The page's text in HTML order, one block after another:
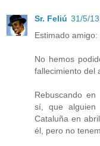
Sr. Feliú 31/5/
Estimado amigo:
No hemos
fallecimiento del
Rebuscando
sí, que alguien
Cataluña en
él, pero no